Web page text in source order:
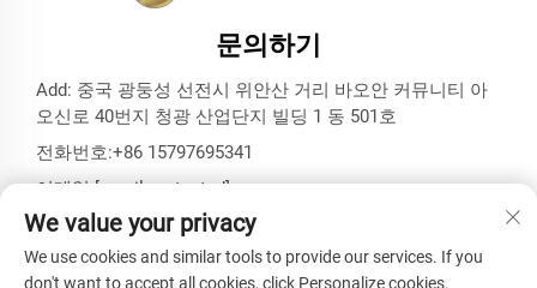
문의하기
Add: 중국 광둥성 선전시 위안산 거리 바오안 커뮤니티 아
오신로 40번지 청광 산업단지 빌딩 1 동 501호
전화번호:+86 15797695341
이메일:[email protected]
We value your privacy
We use cookies and similar tools to provide our services. If you
don't want to accept all cookies, click Personalize cookies.